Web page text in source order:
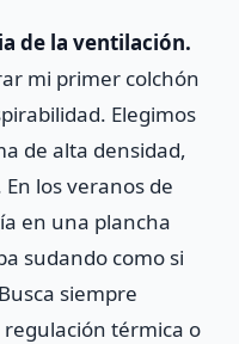
de la ventilación.
mi primer colchón
Elegimos
de alta densidad,
los veranos de
en una plancha
sudando como si
siempre
regulación térmica o